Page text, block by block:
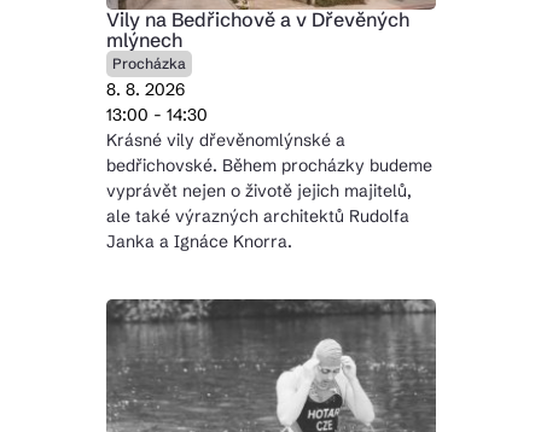
Vily na Bedřichově a v Dřevěných
mlýnech
Procházka
8. 8. 2026
13:00 - 14:30
Krásné vily dřevěnomlýnské a
bedřichovské. Během procházky budeme
vyprávět nejen o životě jejich majitelů,
ale také výrazných architektů Rudolfa
Janka a Ignáce Knorra.